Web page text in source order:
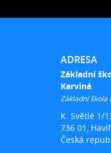
ADRESA
Základní
Karviná
Základní škola
K. Světlé 1/
736 01,
Česká